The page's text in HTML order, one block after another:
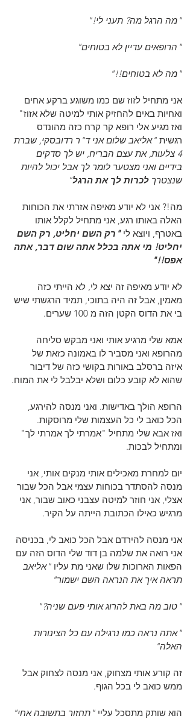
"מה הרגל מה? תעני לי!"
"הרופאים עדיין לא בטוחים"
"מה לא בטוחים!!"
אני מתחיל לזוז שם כמו משוגע ברקע אחים
ואחיות באים להחזיק אותי למיטה שלא אזוז"
ואז מגיע אלי רופא קר קרח כזה מהונדס
רגשית "אליאב שלום אני ד"ר רדובסקי, שברת
4 צלעות, את עצם הבריח, יש לך סדקים
בידיים ואני מצטער לומר לך אבל יכול להיות
שנצטרך לכרות לך את הרגל"
מה!? אני לא יודע מאיפה אזרתי את הכוחות
האלה באותו רגע, אני מתחיל לקלל אותו
באטרף, ויוצא לי "רק השם יחליט, רק השם
יחליט! מי אתה בכלל אתה שום דבר, אתה
אפס!!"
לא יודע מאיפה זה יצא לי, לא הייתי כזה
מאמין, אבל זה היה בתוכי, תמיד הרגשתי שיש
בי את הדוס הקטן הזה מ 100 שערים.
אמא שלי מרגיע אותי ואני מבקש סליחה
מהרופא ואני מסביר לו באמונה כזאת של
איזה ברסלב באורות בקושי כזה של דיבור
שהוא לא קובע כלום ושלא יבלבל לי את המוח.
הרופא הולך באדישות. ואני מנסה להירגע,
הכל כואב לי כל העצמות שלי מרוסקות.
ואז אבא שלי מתחיל "אמרתי לך אמרתי לך"
ומתחיל לבכות.
יום למחרת מאכילים אותי מנקים אותי, אני
מנסה להסתדר בכוחות עצמי אבל הכל שבור
אצלי, אני חוזר למיטה עצבני כאוב שבור, אני
מרגיש כאילו הכתובת הייתה על הקיר.
אני מנסה להירדם אבל הכל כואב לי, בכניסה
אני רואה את שלמה בן דוד שלי הדוס הזה עם
הפאות הארוכות שלו שאני מת עליו "אליאב
תראה איך את הנראה השם ישמור"
"טוב מה באת להרוג אותי פעם שניה?"
"אתה נראה כמו נרגילה עם כל הצינורות
האלה"
זה קורע אותי מצחוק, אני מנסה לצחוק אבל
ממש כואב לי בכל הגוף.
הוא שותק מתסכל עליי "תחזור בתשובה אחי"